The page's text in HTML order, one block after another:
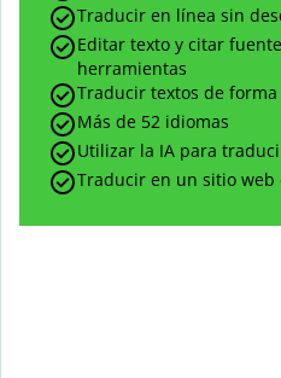
Traducir en línea sin
Editar texto y citar
herramientas
Traducir textos de
Más de 52 idiomas
Utilizar la IA para
Traducir en un sitio web